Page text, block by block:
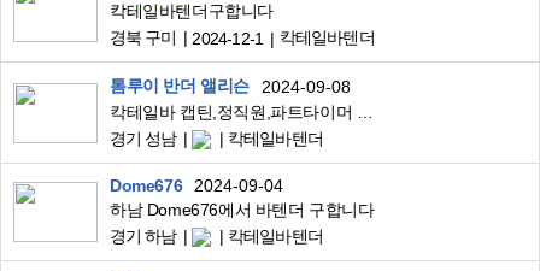
칵테일바텐더구합니다
경북 구미
2024-12-1 칵테일바텐더
톰루이 반더 앨리슨
2024-09-08
칵테일바 캡틴,정직원,파트타이머 모집
경기 성남
칵테일바텐더
Dome676
2024-09-04
하남 Dome676에서 바텐더 구합니다
경기 하남
칵테일바텐더